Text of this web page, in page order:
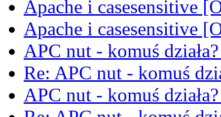
Apache i casesensitive
Apache i casesensitive
APC nut - komuś
Re: APC nut - komuś
APC nut - komuś